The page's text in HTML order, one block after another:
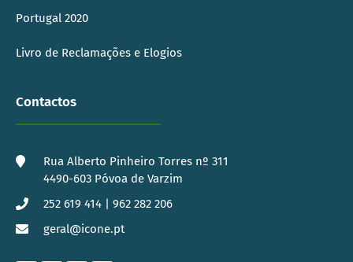
Portugal 2020
Livro de Reclamações e Elogios
Contactos
Rua Alberto Pinheiro Torres nº 311
4490-603 Póvoa de Varzim
252 619 414 | 962 282 206
geral@icone.pt